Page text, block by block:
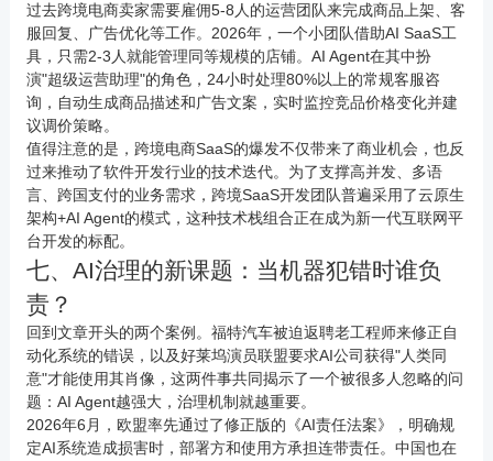
过去跨境电商卖家需要雇佣5-8人的运营团队来完成商品上架、客
服回复、广告优化等工作。2026年，一个小团队借助AI SaaS工
具，只需2-3人就能管理同等规模的店铺。AI Agent在其中扮
演"超级运营助理"的角色，24小时处理80%以上的常规客服咨
询，自动生成商品描述和广告文案，实时监控竞品价格变化并建
议调价策略。
值得注意的是，跨境电商SaaS的爆发不仅带来了商业机会，也反
过来推动了软件开发行业的技术迭代。为了支撑高并发、多语
言、跨国支付的业务需求，跨境SaaS开发团队普遍采用了云原生
架构+AI Agent的模式，这种技术栈组合正在成为新一代互联网平
台开发的标配。
七、AI治理的新课题：当机器犯错时谁负
责？
回到文章开头的两个案例。福特汽车被迫返聘老工程师来修正自
动化系统的错误，以及好莱坞演员联盟要求AI公司获得"人类同
意"才能使用其肖像，这两件事共同揭示了一个被很多人忽略的问
题：AI Agent越强大，治理机制就越重要。
2026年6月，欧盟率先通过了修正版的《AI责任法案》，明确规
定AI系统造成损害时，部署方和使用方承担连带责任。中国也在